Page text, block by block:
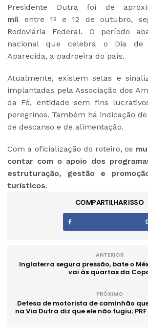
Presidente Dutra foi de
mil entre 1º e 12 de outubro,
Rodoviária Federal. O período
nacional que celebra o Dia de
Aparecida, a padroeira do país.
Atualmente, existem setas e
implantadas pela Associação dos
da Fé, entidade sem fins
peregrinos. Também há indicação
de descanso e de alimentação.
Com a oficialização do roteiro, os
contar com o apoio dos
estruturação, gestão e
turísticos.
COMPARTILHAR ISSO
ANTERIOR
Inglaterra segura pressão, bate o
vai às quartas da
PRÓXIMO
Defesa de motorista de caminhão
na Via Dutra diz que ele não fugiu;